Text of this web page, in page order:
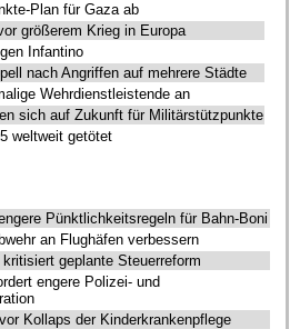
Plan für Gaza ab
größerem Krieg in Europa
Infantino
nach Angriffen auf mehrere Städte
Wehrdienstleistende an
sich auf Zukunft für Militärstützpunkte
weltweit getötet
Pünktlichkeitsregeln für Bahn-Boni
an Flughäfen verbessern
geplante Steuerreform
engere Polizei- und
Kollaps der Kinderkrankenpflege